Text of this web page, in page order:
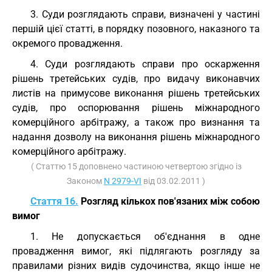
3. Суди розглядають справи, визначені у частині
першій цієї статті, в порядку позовного, наказного та
окремого провадження.
4. Суди розглядають справи про оскарження
рішень третейських судів, про видачу виконавчих
листів на примусове виконання рішень третейських
судів, про оспорювання рішень міжнародного
комерційного арбітражу, а також про визнання та
надання дозволу на виконання рішень міжнародного
комерційного арбітражу.
( Статтю 15 доповнено частиною четвертою згідно із
Законом N 2979-VI від 03.02.2011 )
Стаття 16. Розгляд кількох пов'язаних між собою
вимог
1. Не допускається об'єднання в одне
провадження вимог, які підлягають розгляду за
правилами різних видів судочинства, якщо інше не